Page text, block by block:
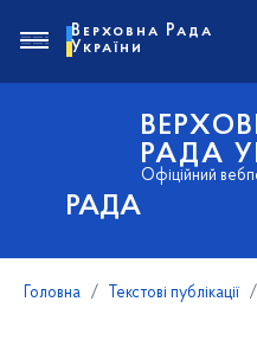
РАДА
РАДА
Офіційний
Верховна Рада
України
Головна Текстові публікації